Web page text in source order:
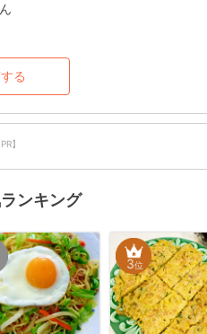
る
PR】
ンキング
3位